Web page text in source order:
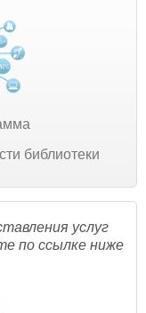
библиотеки
услуг
по ссылке ниже